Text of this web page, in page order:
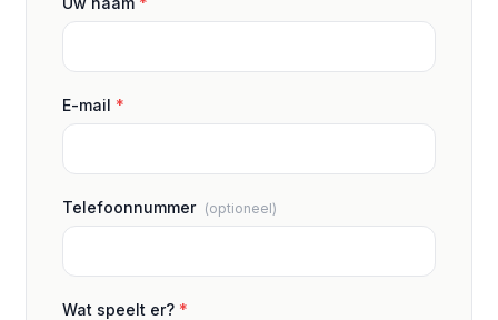
E-mail *
Telefoonnummer (optioneel)
Wat speelt er? *